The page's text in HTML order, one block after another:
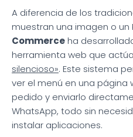
A diferencia de los
muestran una imagen o un
Commerceha
herramienta web que
silencioso». Este sistema
ver el menú en una página
pedido y enviarlo
WhatsApp, todo sin
instalar aplicaciones.